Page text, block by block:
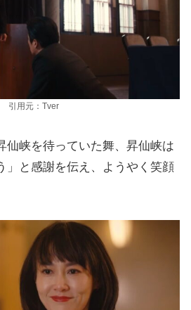
引用元：Tver
仙峡を待っていた舞、昇仙峡は
」と感謝を伝え、ようやく笑顔